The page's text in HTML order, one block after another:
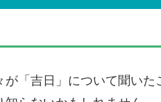
が「吉日」について聞い